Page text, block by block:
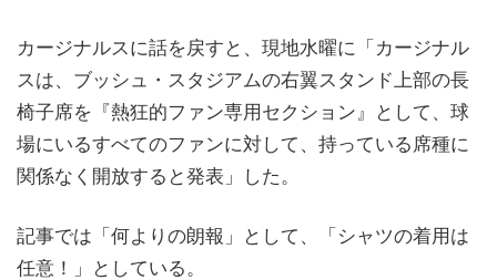
カージナルスに話を戻すと、現地水曜に「カージナル
スは、ブッシュ・スタジアムの右翼スタンド上部の長
椅子席を『熱狂的ファン専用セクション』として、球
場にいるすべてのファンに対して、持っている席種に
関係なく開放すると発表」した。
記事では「何よりの朗報」として、「シャツの着用は
任意！」としている。